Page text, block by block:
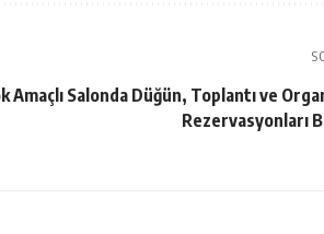
Amaçlı Salonda Düğün, Toplantı ve
Rezervasyonları